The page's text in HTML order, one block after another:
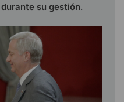
su gestión.